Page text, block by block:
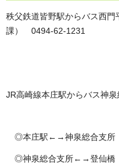
秩父鉄道皆野駅からバス西
課） 0494-62-1231
JR高崎線本庄駅からバス神
◎本庄駅←→神泉総合支所
◎神泉総合支所←→登仙橋